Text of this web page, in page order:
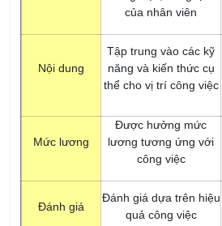
của nhân viên
Nội dung
Tập trung vào các kỹ
năng và kiến thức cụ
thể cho vị trí công việc
Mức lương
Được hưởng mức
lương tương ứng với
công việc
Đánh giá
Đánh giá dựa trên hiệu
quả công việc